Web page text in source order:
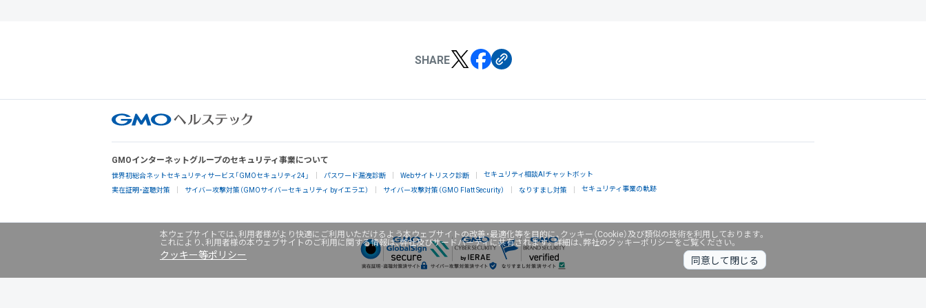
本ウェブサイトでは、利用者様がより快適にご利用いただけるよう本ウェブサイトの改善・最適化等を目的に、クッキー（Cookie）及び類似の技術を利用しております。
これにより、利用者様の本ウェブサイトのご利用に関する情報は、弊社及びサードパーティに共有されます。詳細は、弊社のクッキーポリシーをご覧ください。
クッキー等ポリシー 同意して閉じる
SHARE
GMOインターネットグループのセキュリティ事業について
世界初総合ネットセキュリティサービス「GMOセキュリティ24」 パスワード漏洩診断 Webサイトリスク診断 セキュリティ相談AIチャットボット
実在証明・盗聴対策 サイバー攻撃対策（GMOサイバーセキュリティ byイエラエ） サイバー攻撃対策（GMO Flatt Security） なりすまし対策 セキュリティ事業の軌跡